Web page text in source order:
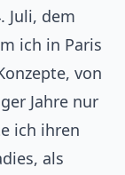
Juli, dem
ich in Paris
von
Jahre nur
ich ihren
als